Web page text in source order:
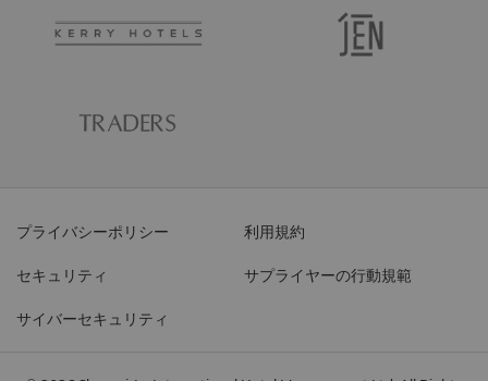
プライバシーポリシー 利用規約
セキュリティ サプライヤーの行動規範
サイバーセキュリティ